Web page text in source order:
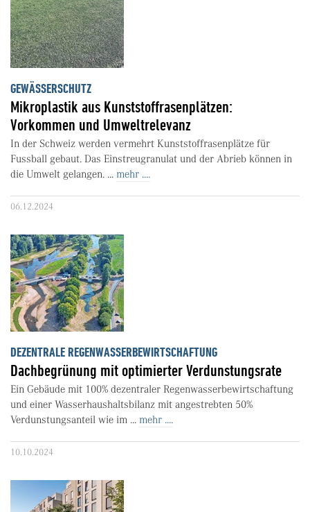
GEWÄSSERSCHUTZ
Mikroplastik aus Kunststoffrasenplätzen:
Vorkommen und Umweltrelevanz
In der Schweiz werden vermehrt Kunststoffrasenplätze für
Fussball gebaut. Das Einstreugranulat und der Abrieb können in
die Umwelt gelangen. ... mehr ....
06.12.2024
DEZENTRALE REGENWASSERBEWIRTSCHAFTUNG
Dachbegrünung mit optimierter Verdunstungsrate
Ein Gebäude mit 100% dezentraler Regenwasserbewirtschaftung
und einer Wasserhaushaltsbilanz mit angestrebten 50%
Verdunstungsanteil wie im ... mehr ....
10.10.2024